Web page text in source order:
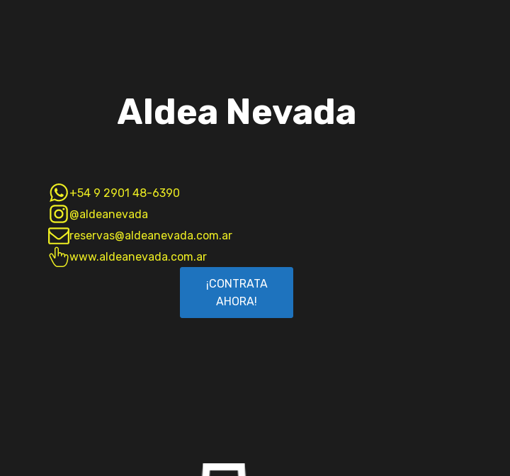
Aldea Nevada
+54 9 2901 48-6390
@aldeanevada
reservas@aldeanevada.com.ar
www.aldeanevada.com.ar
¡CONTRATA
AHORA!